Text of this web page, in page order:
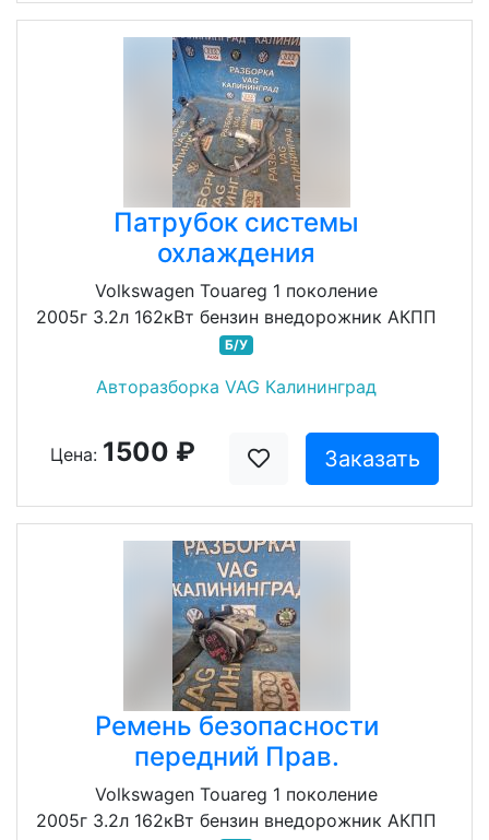
Патрубок системы
охлаждения
Volkswagen Touareg 1 поколение
2005г 3.2л 162кВт бензин внедорожник АКПП
Б/У
Авторазборка VAG Калининград
Цена: 1500 ₽ Заказать
Ремень безопасности
передний Прав.
Volkswagen Touareg 1 поколение
2005г 3.2л 162кВт бензин внедорожник АКПП